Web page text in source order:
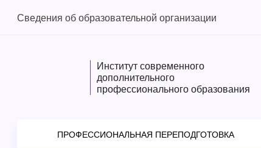
Сведения об образовательной организации
Институт современного
дополнительного
профессионального образования
ПРОФЕССИОНАЛЬНАЯ ПЕРЕПОДГОТОВКА